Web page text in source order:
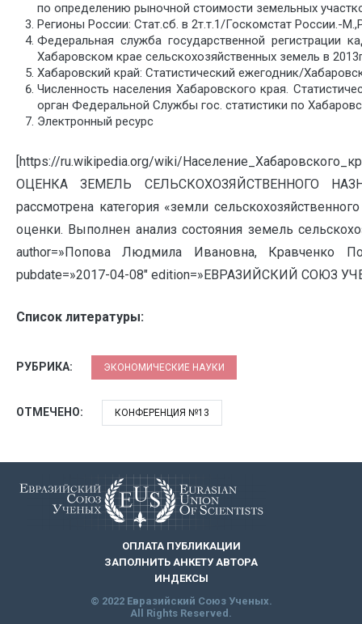
по определению рыночной стоимости земельных
Регионы России: Стат.сб. в 2т.т.1/Госкомстат России.-
Федеральная служба государственной регистрации
Хабаровском крае сельскохозяйственных земель в
Хабаровский край: Статистический ежегодник/
Численность населения Хабаровского края.
орган Федеральной Службы гос. статистики по
Электронный ресурс
[https://ru.wikipedia.org/wiki/
ОЦЕНКА ЗЕМЕЛЬ СЕЛЬСКОХОЗЯЙСТВЕННОГО
рассмотрена категория «земли
оценки. Выполнен анализ состояния земель
author=»Попова Людмила Ивановна, Кравченко
pubdate=»2017-04-08″ edition=»ЕВРАЗИЙСКИЙ СОЮЗ
Список литературы:
РУБРИКА: ЭКОНОМИЧЕСКИЕ НАУКИ
ОТМЕЧЕНО: КОНФЕРЕНЦИЯ №13
ОПЛАТА ПУБЛИКАЦИИ
ЗАПОЛНИТЬ АНКЕТУ АВТОРА
ИНДЕКСЫ
© 2022 Евразийский Союз Ученых.
All Rights Reserved.